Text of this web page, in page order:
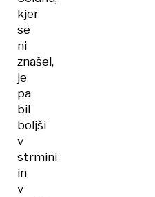
kjer
se
ni
znašel,
je
pa
bil
boljši
v
strmini
in
v